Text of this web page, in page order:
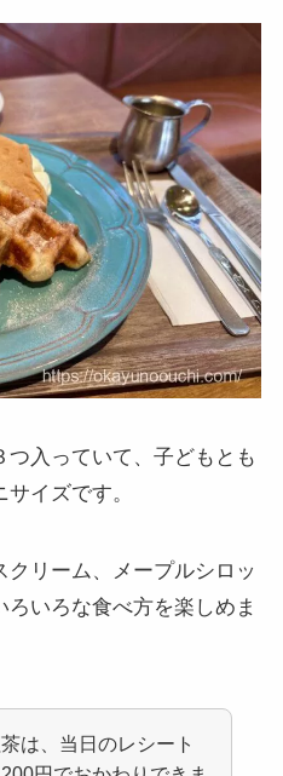
入っていて、子どもとも
イズです。
リーム、メープルシロッ
いろな食べ方を楽しめま
は、当日のレシート